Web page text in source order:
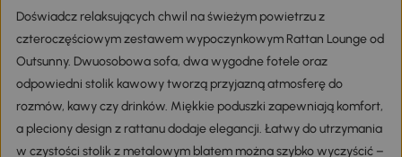
Doświadcz relaksujących chwil na świeżym powietrzu z
czteroczęściowym zestawem wypoczynkowym Rattan Lounge od
Outsunny. Dwuosobowa sofa, dwa wygodne fotele oraz
odpowiedni stolik kawowy tworzą przyjazną atmosferę do
rozmów, kawy czy drinków. Miękkie poduszki zapewniają komfort,
a pleciony design z rattanu dodaje elegancji. Łatwy do utrzymania
w czystości stolik z metalowym blatem można szybko wyczyścić –